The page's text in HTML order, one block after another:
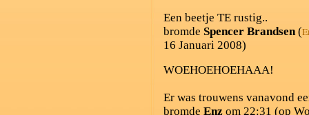
Een beetje TE rustig..
bromde Spencer Brandsen(
16 Januari 2008)
WOEHOEHOEHAAA!
Er was trouwens vanavond
bromde Enz om 22:31 (op